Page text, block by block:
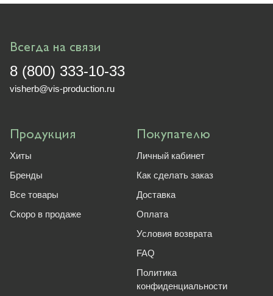
Всегда на связи
8 (800) 333-10-33
visherb@vis-production.ru
Продукция
Хиты
Бренды
Все товары
Скоро в продаже
Покупателю
Личный кабинет
Как сделать заказ
Доставка
Оплата
Условия возврата
FAQ
Политика
конфиденциальности